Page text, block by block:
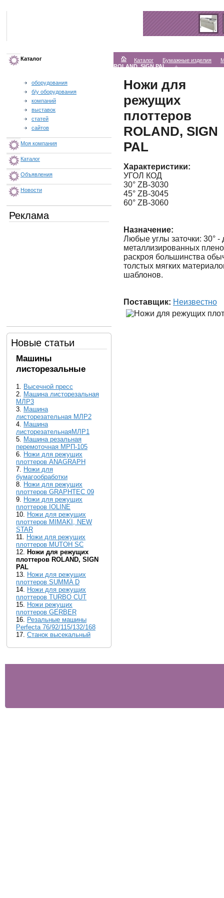
Каталог
оборудования
б/у оборудования
компаний
выставок
статей
сайтов
Моя компания
Каталог
Объявления
Новости
Реклама
Новые статьи
Машины
листорезальные
1. Высечной пресс
2. Машина листорезальная
МЛР3
3. Машина
листорезательная МЛР2
4. Машина
листорезательнаяМЛР1
5. Машина резальная
перемоточная МРП-105
6. Ножи для режущих
плоттеров ANAGRAPH
7. Ножи для
бумагообработки
8. Ножи для режущих
плоттеров GRAPHTEC 09
9. Ножи для режущих
плоттеров IOLINE
10. Ножи для режущих
плоттеров MIMAKI, NEW
STAR
11. Ножи для режущих
плоттеров MUTOH SC
12. Ножи для режущих
плоттеров ROLAND, SIGN
PAL
13. Ножи для режущих
плоттеров SUMMA D
14. Ножи для режущих
плоттеров TURBO CUT
15. Ножи режущих
плоттеров GERBER
16. Резальные машины
Perfecta 76/92/115/132/168
17. Станок высекальный
Каталог Бумажные изделия
ROLAND, SIGN PAL
Ножи для
режущих
плоттеров
ROLAND, SIGN
PAL
Характеристики:
УГОЛ КОД
30° ZB-3030
45° ZB-3045
60° ZB-3060
Назначение:
Любые углы заточки: 30° -
металлизированных
раскроя большинства
толстых мягких
шаблонов.
Поставщик: Неизвестно